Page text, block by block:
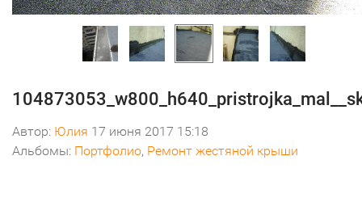
Автор: Юлия 17 июня 2017 15:18
Альбомы: Портфолио, Ремонт жестяной крыши